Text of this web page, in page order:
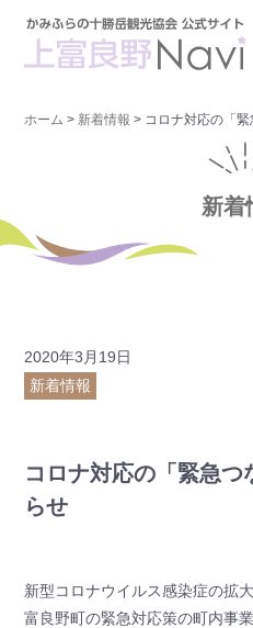
ホーム > 新着情報 > コロナ対応の「
新着
2020年3月19日
新着情報
コロナ対応の「緊急
らせ
新型コロナウイルス感染症の拡
富良野町の緊急対応策の町内事